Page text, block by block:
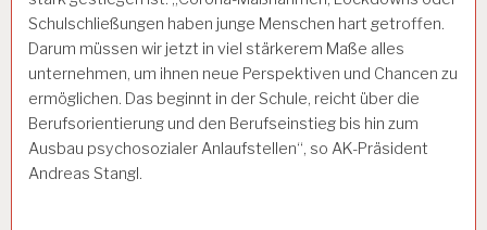
Schulschließungen haben junge Menschen hart getroffen.
Darum müssen wir jetzt in viel stärkerem Maße alles
unternehmen, um ihnen neue Perspektiven und Chancen zu
ermöglichen. Das beginnt in der Schule, reicht über die
Berufsorientierung und den Berufseinstieg bis hin zum
Ausbau psychosozialer Anlaufstellen“, so AK-Präsident
Andreas Stangl.